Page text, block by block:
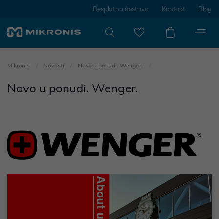
Besplatna dostava Kontakt Blog
Mikronis Novosti Novo u ponudi. Wenger.
Novo u ponudi. Wenger.